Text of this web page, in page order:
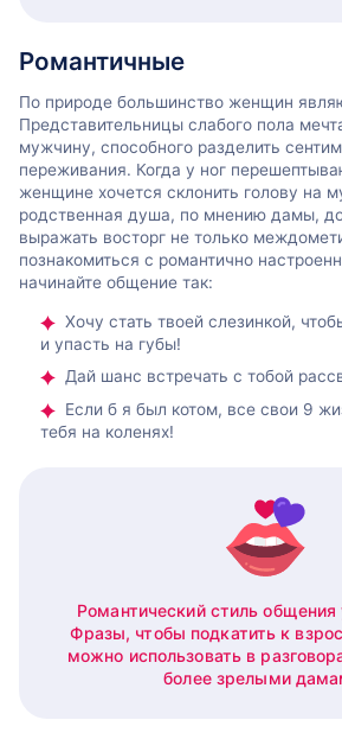
Романтичные
По природе большинство женщин
Представительницы слабого пола
мужчину, способного разделить
переживания. Когда у ног
женщине хочется склонить голову на
родственная душа, по мнению дамы,
выражать восторг не только
познакомиться с романтично
начинайте общение так:
Хочу стать твоей слезинкой,
и упасть на губы!
Дай шанс встречать с тобой
Если б я был котом, все свои 9
тебя на коленях!
Романтический стиль общения
Фразы, чтобы подкатить к
можно использовать в
более зрелыми